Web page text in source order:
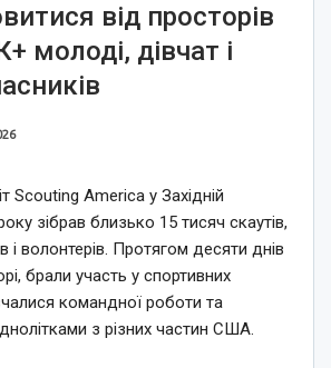
від просторів
молоді, дівчат і
Scouting America у Західній
зібрав близько 15 тисяч скаутів,
і волонтерів. Протягом десяти днів
брали участь у спортивних
командної роботи та
з різних частин США.